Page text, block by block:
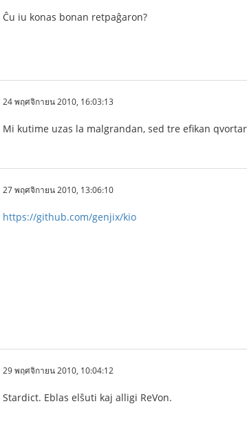
Ĉu iu konas bonan retpaĝaron?
24 พฤศจิกายน 2010, 16:03:13
Mi kutime uzas la malgrandan, sed tre efikan
27 พฤศจิกายน 2010, 13:06:10
https://github.com/genjix/kio
29 พฤศจิกายน 2010, 10:04:12
Stardict. Eblas elŝuti kaj alligi ReVon.